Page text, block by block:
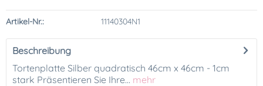
Artikel-Nr.: 11140304N1
Beschreibung
Tortenplatte Silber quadratisch 46cm x 46cm - 1cm
stark Präsentieren Sie Ihre... mehr